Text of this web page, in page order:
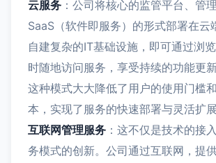
云服务 ：公司将核心的监管平台、管
SaaS（软件即服务）的形式部署在云
自建复杂的IT基础设施，即可通过浏
时随地访问服务，享受持续的功能更
这种模式大大降低了用户的使用门槛
本，实现了服务的快速部署与灵活扩展
互联网管理服务 ：这不仅是技术的接
务模式的创新。公司通过互联网，提